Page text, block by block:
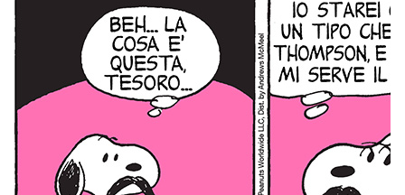
Mondo
Politica
Internet
Scienza
Cultura
Moda
Consumismi
Storie/Idee
Ok Boomer!
Media
Europa